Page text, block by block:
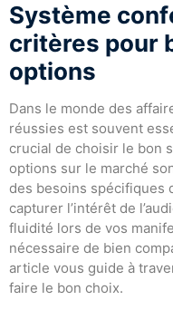
Système
critères pour
options
Dans le monde des
réussies est souvent
crucial de choisir le bon
options sur le marché
des besoins spécifiques
capturer l’intérêt de
fluidité lors de vos
nécessaire de bien
article vous guide à
faire le bon choix.